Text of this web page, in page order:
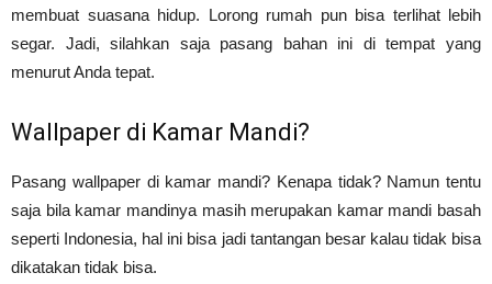
membuat suasana hidup. Lorong rumah pun bisa terlihat lebih
segar. Jadi, silahkan saja pasang bahan ini di tempat yang
menurut Anda tepat.
Wallpaper di Kamar Mandi?
Pasang wallpaper di kamar mandi? Kenapa tidak? Namun tentu
saja bila kamar mandinya masih merupakan kamar mandi basah
seperti Indonesia, hal ini bisa jadi tantangan besar kalau tidak bisa
dikatakan tidak bisa.